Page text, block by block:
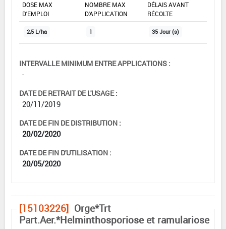
DOSE MAX
D'EMPLOI
NOMBRE MAX
D'APPLICATION
DÉLAIS AVANT
RÉCOLTE
2,5 L/ha 1 35 Jour (s)
INTERVALLE MINIMUM ENTRE APPLICATIONS :
-
DATE DE RETRAIT DE L'USAGE :
20/11/2019
DATE DE FIN DE DISTRIBUTION :
20/02/2020
DATE DE FIN D'UTILISATION :
20/05/2020
[15103226] Orge*Trt
Part.Aer.*Helminthosporiose et ramulariose